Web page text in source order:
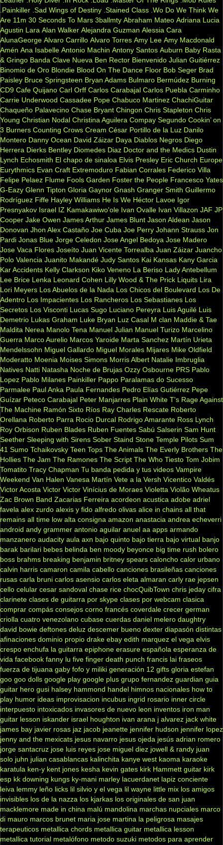
.Painkiller .Sad Wings of Destiny .Stained Class .Wo Do We Think We
Are 11m 30 Seconds To Mars 3ballmty Abraham Mateo Adriana Lucia
Agustin Lara Alan Walker Alejandra Guzman Alessia Cara
AlunaGeorge Alvaro Carrillo Alvaro Torres Amy Lee Amy Macdonald
Amén Ana Isabelle Antonio Machin Antony Santos Auburn Baby Rasta
& Gringo Banda Clave Nueva Ben Rector Bienvenido Julian Guitiérrez
Binomio de Oro Blondie Blood On The Dance Floor Bob Seger Brad
Paisley Bruce Springsteen Bryan Adams Bulmaro Bermúdez Burning
CD9 Cafe Quijano Carl Orff Carlos Carabajal Carlos Puebla Carminho
Carrie Underwood Cassadee Pope Chabuco Martinez ChachiGuitar
Chaqueño Palavecino Chase Bryant Chingon Chris Stapleton Chris
Young Christian Nodal Christina Aguilera Compay Segundo Cookin’ on
3 Burners Counting Crows Cream César Portillo de la Luz Danilo
Montero Danny Ocean David Záizar Daya Diablos Negros Diego
Herrera Dierks Bentley Diomedes Diaz Doctor and the Medics Dustin
Lynch Echosmith El chapo de sinaloa Elvis Presley Eric Church Europe
Eurythmics Evan Craft Extremoduro Fabian Corrales Federico Villa
Felipe Pelaez Flume Fools Garden Foster the People Francesco Yates
G-Eazy Glenn Tipton Gloria Gaynor Gnash Granger Smith Guillermo
Rodríguez Fiffe Hayley Williams He Is We Héctor Lavoe Igor
Presnyakov Israel IZ Kamakawiwo'ole Ivan Ovalle Ivan Villazon JAF JP
Cooper Jake Owen James Arthur James Blunt Jason Aldean Jason
Donovan Jhon Alex Castaño Joe Cuba Joe Perry Johann Strauss Jon
Pardi Jonas Blue Jorge Celedon Jose Angel Bedoya Jose Madero
Jose Vaca Flores Joseíto Juan Vicente Torrealba Juan Záizar Juancho
Polo Valencia Juanito Makandé Judy Santos Kai Kansas Kany Garcia
Kar Accidents Kelly Clarkson Kiko Veneno La Beriso Lady Antebellum
Lee Brice Lenka Leonard Cohen Lilly Wood & The Prick Liquits Lira
Lori Meyers Los Abuelos de la Nada Los Chicos del Boulevard Los De
Adentro Los Impacientes Los Rancheros Los Sebastianes Los
Secretos Los Visconti Lucas Sugo Luciano Pereyra Luis Aguilé Luis
Demetrio Lukas Graham Luke Bryan Luz Casal M clan Maddie & Tae
Maldita Nerea Manolo Tena Manuel Julian Manuel Turizo Marcelino
Guerra Marco Aurelio Marcos Yaroide Marta Sanchez Martín Urieta
Mendelssohn Miguel Gallardo Miguel Morales Mijares Mike Oldfield
Moderatto Moenia Moises Simons Morris Albert Natalie Imbruglia
Natives Natti Natasha Noche de Brujas Ozzy Osbourne PRS Pablo
Lopez Pablo Milanes Painkiller Pappo Paralamas do Sucesso
Parmalee Paul Anka Paula Fernandes Pedro Elías Gutiérrez Pepe
Guízar Peteco Carabajal Peter Manjarres Plain White T's Rage Against
The Machine Ramón Sixto Ríos Ray Charles Rescate Roberto
Orellana Roberto Parra Rocio Durcal Rodrigo Amarante Ross Lynch
Roy Orbison Ruben Blades Ruben Fuentes Sabú Salserin Sam Hunt
Seether Sleeping with Sirens Sober Staind Stone Temple Pilots Sum
41 Sumo Tchaikovsky Teen Tops The Animals The Everly Brothers The
Hollies The Jam The Ramones The Script The Who Tiesto Tom Jobim
Tomatito Tracy Chapman Tu banda pedida y tus videos Vampire
Weekend Van Halen Vanesa Martín Vete a la Versh Vicentico Valdés
Victor Acosta Victor Victor Vinícius de Moraes Violetta Violão Wheatus
Zac Brown Band Zacarias Ferreira acordeon acustica adobe adriel
favela alex zurdo alexis y fido alfredo olivas alice in chains all that
remains all time low alta consigna amazon anastacia andrea echeverri
android andy grammer antonio aguilar anuel aa apps armando
manzanero audacity aula axn bajo quinto bajo tierra bajo virtual banjo
barak barilari bebes belinda ben moody beyonce big time rush bolero
boss brahms breaking benjamin britney spears caloncho calor urbano
calvin harris camaron camila cabello canciones brasileñas canciones
rusas carla bruni carlos asensio carlos eleta almaran carly rae jepsen
cello celular cesar sandoval chase rice chocQuibTown chris jeday cifra
clarinete clases de guitarra por skype clases por webcam clasica
comprar compás consejos corno francés coverdale crecer german
criolla cuatro venezolano cubase cuerdas daniel melero daughtry
david bowie deftones deluz descemer bueno dexter diapasón distintas
afinaciones dominio propio drake ebay edith marquez el vega elvis
crespo enchufa la guitarra epiphone erasure española esperanza de
vida facebook fanny lu five finger death punch francis lai fraseos
fuerza de tijuana gaby fofo y miliki generación 12 gifts gloria estefan
goo goo dolls google play google plus grupo fernandez guardian guia
guitar hero gusi halsey hammond handel himnos nacionales how to
play humor ideas improvisacion incubus ingrid rosario inner circle
interpuesto intoxicados invasores de nuevo leon inventos iron man
guitar lesson iskander israel houghton ivan arana j alvarez jack white
james bay javier rosas jaz jacob jeanette jennifer hudson jennifer lopez
jenny and the mexicats jesus navarro jesus ojeda jesús adrian romero
jorge santacruz jose luis reyes jose miguel diez jowell & randy juan
solo juhn julian casablancas kalinchita kanye west kaoma karaoke
karatula ken-y kent jones kesha kevin gates kirk Hammett guitar kirk
esp kk downing kungs ky-mani marley lacuerdanet lapiz conciente
leiva lemmy leño licks lil silvio y el vega lil wayne little mix los amigos
invisibles los de la nazza los kjarkas los originales de san juan
macklemore made in china malú mandolina marchas nupciales marco
di mauro marcos brunet maria jose martina la peligrosa masajes
terapeuticos metallica chords metallica guitar metallica lesson
metallica tutorial metalófono metodo suzuki metodos para aprender